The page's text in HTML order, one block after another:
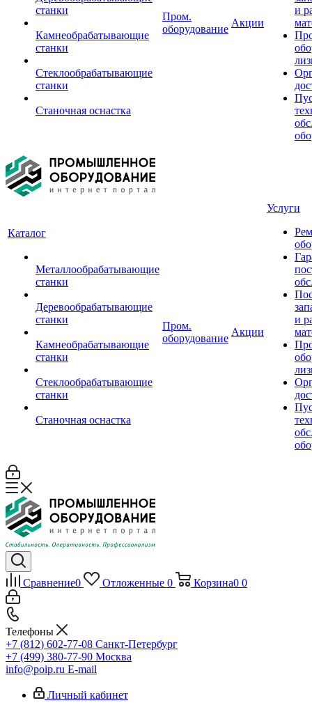
станки
Камнеобрабатывающие
станки
Стеклообрабатывающие
станки
Станочная оснастка
Пром.
оборудование
Акции
и
Каталог
Металлообрабатывающие
станки
Деревообрабатывающие
станки
Камнеобрабатывающие
станки
Стеклообрабатывающие
станки
Станочная оснастка
Пром.
оборудование
Акции
Услуги
и
Сравнение0 Отложенные 0 Корзина0 0
Телефоны
+7 (812) 602-77-08 Санкт-Петербург
+7 (499) 380-77-90 Москва
info@poip.ru E-mail
Личный кабинет